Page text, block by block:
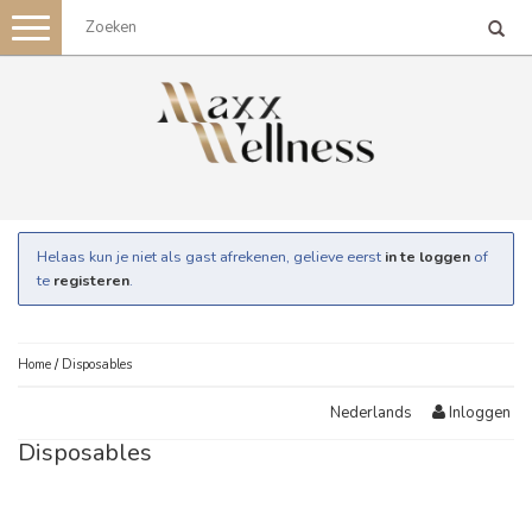
Toggle
navigation
Helaas kun je niet als gast afrekenen, gelieve eerst in te loggen of
te registeren.
Home / Disposables
Nederlands Inloggen
Disposables